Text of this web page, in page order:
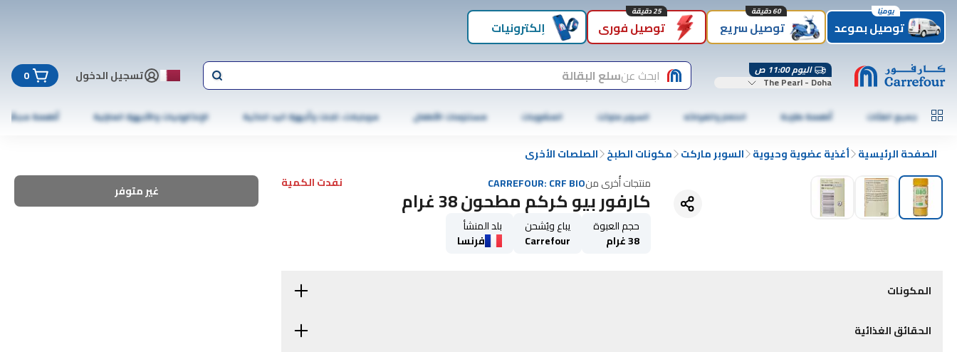
توصيل بموعد
يوميًا
توصيل سريع
60 دقيقة
توصيل فوري
25 دقيقة
إلكترونيات
اليوم 11:00 ص
The Pearl - Doha ابحث عنسلع البقالة تسجيل الدخول 0
جميع الفئات أطعمة طازجة الخضار والفواكه السوبر ماركت المشروبات مستلزمات الأطفال موبايلات، تابلت وأجهزة اليد الذكية الإلكترونيات والأجهزة المنزلية أطعمة مجمّدة
الصفحة الرئيسية أغذية عضوية وحيوية السوبر ماركت مكونات الطبخ الصلصات الأخرى
منتجات أُخرى منCARREFOUR: CRF BIO نفدت الكمية
كارفور بيو كركم مطحون 38 غرام
حجم العبوة
38 غرام
يباع ويُشحن
Carrefour
بلد المنشأ
فرنسا
غير متوفر
المكونات
الحقائق الغذائية